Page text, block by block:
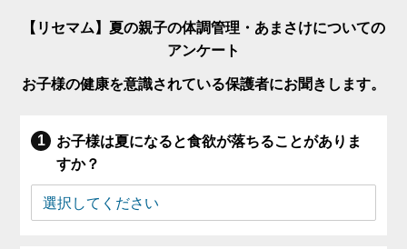
【リセマム】夏の親子の体調管理・あまさけについての
アンケート
お子様の健康を意識されている保護者にお聞きします。
お子様は夏になると食欲が落ちることがありま
すか？